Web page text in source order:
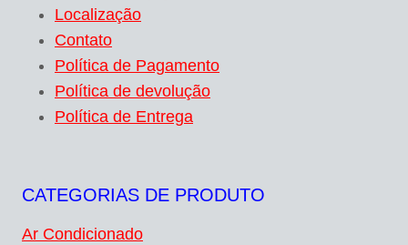
Localização
Contato
Política de Pagamento
Política de devolução
Política de Entrega
CATEGORIAS DE PRODUTO
Ar Condicionado